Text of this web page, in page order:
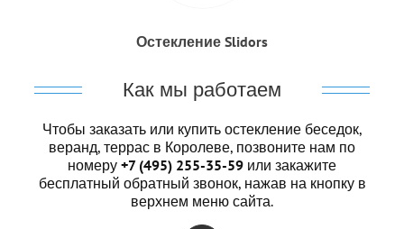
Остекление Slidors
Как мы работаем
Чтобы заказать или купить остекление беседок,
веранд, террас в Королеве, позвоните нам по
номеру +7 (495) 255-35-59 или закажите
бесплатный обратный звонок, нажав на кнопку в
верхнем меню сайта.